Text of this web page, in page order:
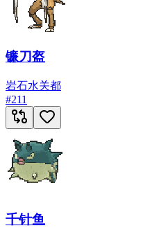
镰刀盔
岩石水关都
#211
千针鱼